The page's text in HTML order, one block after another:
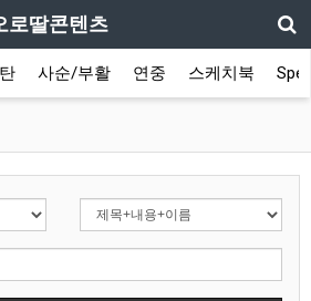
로딸콘텐츠
사순/부활 연중 스케치북